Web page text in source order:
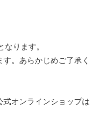
ります。
。あらかじめご了承く
オンラインショップは